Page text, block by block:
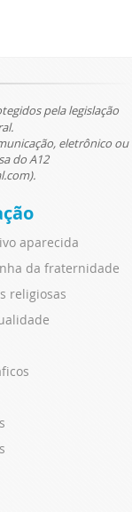
pela legislação
eletrônico ou
do A12
aparecida
da fraternidade
religiosas